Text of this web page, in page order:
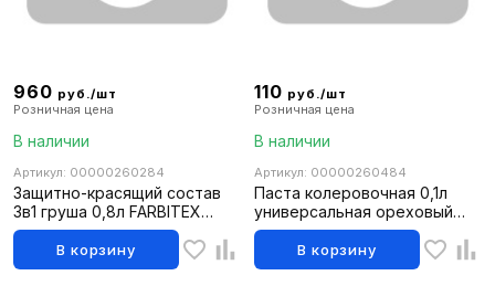
960 руб./шт
Розничная цена
В наличии
Артикул: 00000260284
Защитно-красящий состав
3в1 груша 0,8л FARBITEX
PROFI WOOD EXTRA (8шт)
В корзину
110 руб./шт
Розничная цена
В наличии
Артикул: 00000260484
Паста колеровочная 0,1л
универсальная ореховый
FARBITEX (6шт)
В корзину